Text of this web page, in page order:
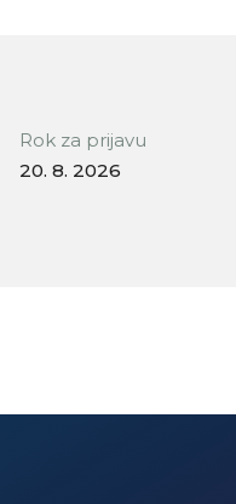
Rok za prijavu
20. 8. 2026